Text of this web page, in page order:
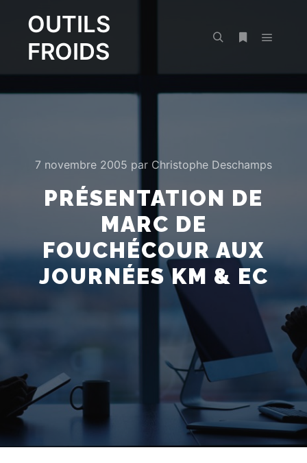
OUTILS
FROIDS
7 novembre 2005 par Christophe Deschamps
PRÉSENTATION DE
MARC DE
FOUCHÉCOUR AUX
JOURNÉES KM & EC